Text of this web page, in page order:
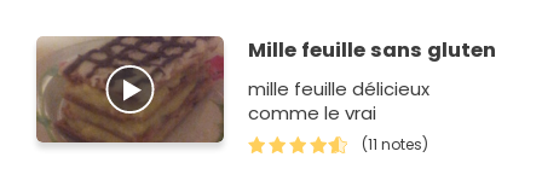
Mille feuille sans gluten
mille feuille délicieux
comme le vrai
(11 notes)